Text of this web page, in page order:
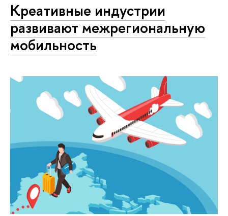
Креативные индустрии
развивают межрегиональную
мобильность